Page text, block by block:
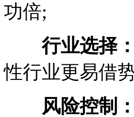
功倍;
行业选择：
性行业更易借
风险控制：